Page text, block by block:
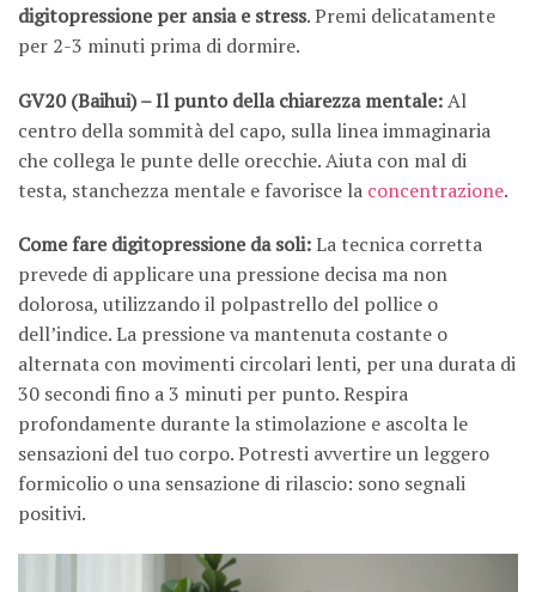
digitopressione per ansia e stress. Premi delicatamente
per 2-3 minuti prima di dormire.
GV20 (Baihui) – Il punto della chiarezza mentale:Al
centro della sommità del capo, sulla linea immaginaria
che collega le punte delle orecchie. Aiuta con mal di
testa, stanchezza mentale e favorisce la concentrazione.
Come fare digitopressione da soli:La tecnica corretta
prevede di applicare una pressione decisa ma non
dolorosa, utilizzando il polpastrello del pollice o
dell’indice. La pressione va mantenuta costante o
alternata con movimenti circolari lenti, per una durata di
30 secondi fino a 3 minuti per punto. Respira
profondamente durante la stimolazione e ascolta le
sensazioni del tuo corpo. Potresti avvertire un leggero
formicolio o una sensazione di rilascio: sono segnali
positivi.